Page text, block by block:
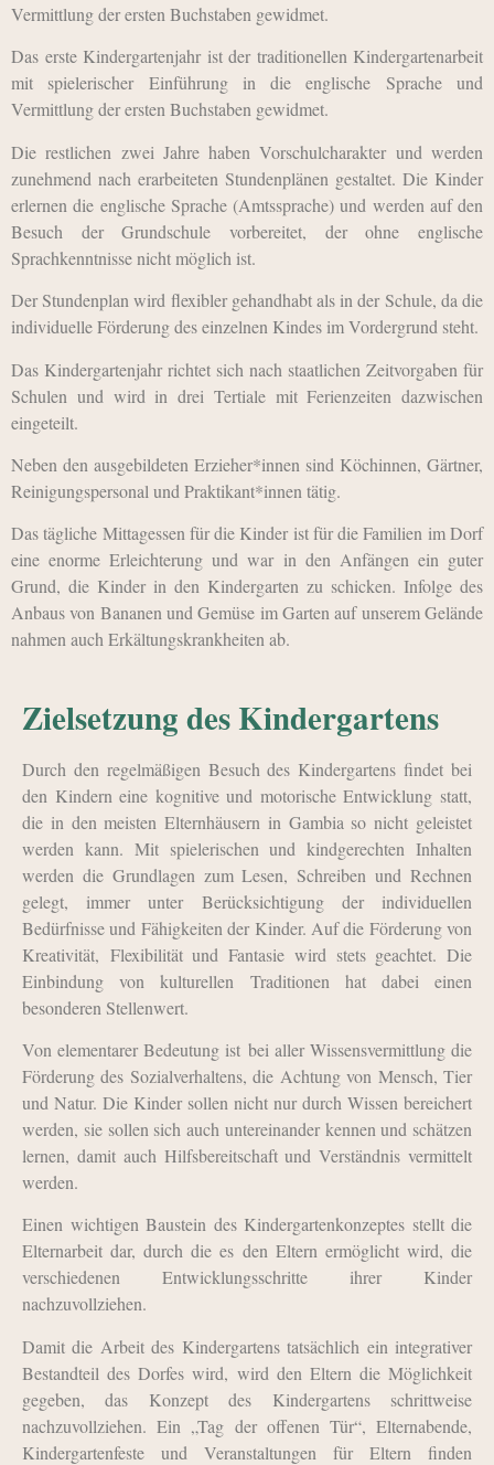
Vermittlung der ersten Buchstaben gewidmet.
Das erste Kindergartenjahr ist der traditionellen Kindergartenarbeit
mit spielerischer Einführung in die englische Sprache und
Vermittlung der ersten Buchstaben gewidmet.
Die restlichen zwei Jahre haben Vorschulcharakter und werden
zuneh­mend nach erarbeiteten Stundenplänen gestaltet. Die Kinder
erlernen die englische Sprache (Amtssprache) und werden auf den
Besuch der Grundschule vorbereitet, der ohne englische
Sprachkenntnisse nicht möglich ist.
Der Stundenplan wird flexibler gehandhabt als in der Schule, da die
individuelle Förderung des einzelnen Kindes im Vordergrund steht.
Das Kindergartenjahr richtet sich nach staatlichen Zeitvorgaben für
Schulen und wird in drei Tertiale mit Ferienzeiten dazwischen
eingeteilt.
Neben den ausgebildeten Erzieher*innen sind Köchinnen, Gärtner,
Reinigungspersonal und Praktikant*innen tätig.
Das tägliche Mittagessen für die Kinder ist für die Familien im Dorf
eine enorme Erleichterung und war in den Anfängen ein guter
Grund, die Kinder in den Kindergarten zu schicken. Infolge des
Anbaus von Bananen und Gemüse im Garten auf unserem Gelände
nahmen auch Erkältungskrankheiten ab.
Zielsetzung des Kindergartens
Durch den regelmäßigen Besuch des Kindergartens findet bei
den Kindern eine kognitive und motorische Entwicklung statt,
die in den meisten Elternhäusern in Gambia so nicht geleistet
werden kann. Mit spielerischen und kind­gerechten Inhalten
werden die Grundlagen zum Lesen, Schreiben und Rechnen
gelegt, immer unter Berücksichtigung der indivi­duellen
Bedürfnisse und Fähigkeiten der Kinder. Auf die Förderung von
Kreativität, Flexibilität und Fantasie wird stets geachtet. Die
Einbindung von kulturellen Traditionen hat dabei einen
besonderen Stellen­wert.
Von elementarer Bedeutung ist bei aller Wissensvermittlung die
Förderung des Sozialverhaltens, die Achtung von Mensch, Tier
und Natur. Die Kinder sollen nicht nur durch Wissen bereichert
werden, sie sollen sich auch untereinander kennen und schätzen
lernen, damit auch Hilfsbereitschaft und Verständnis vermittelt
werden.
Einen wichtigen Baustein des Kindergartenkonzeptes stellt die
Elternarbeit dar, durch die es den Eltern ermöglicht wird, die
verschiedenen Entwicklungsschritte ihrer Kinder
nachzuvollziehen.
Damit die Arbeit des Kindergartens tatsächlich ein integrativer
Bestandteil des Dorfes wird, wird den Eltern die Möglichkeit
gegeben, das Konzept des Kindergartens schrittweise
nachzuvollziehen. Ein „Tag der offenen Tür“, Eltern­abende,
Kindergartenfeste und Veranstaltungen für Eltern finden